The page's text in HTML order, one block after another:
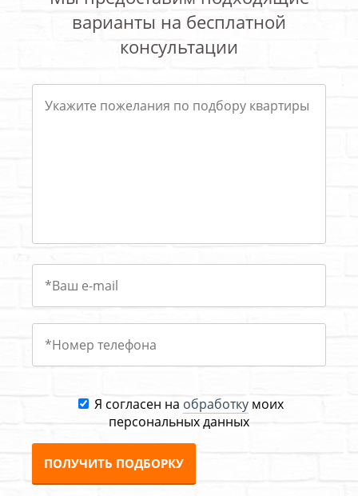
варианты на бесплатной
консультации
Я согласен на обработкумоих
персональных данных
ПОЛУЧИТЬ ПОДБОРКУ